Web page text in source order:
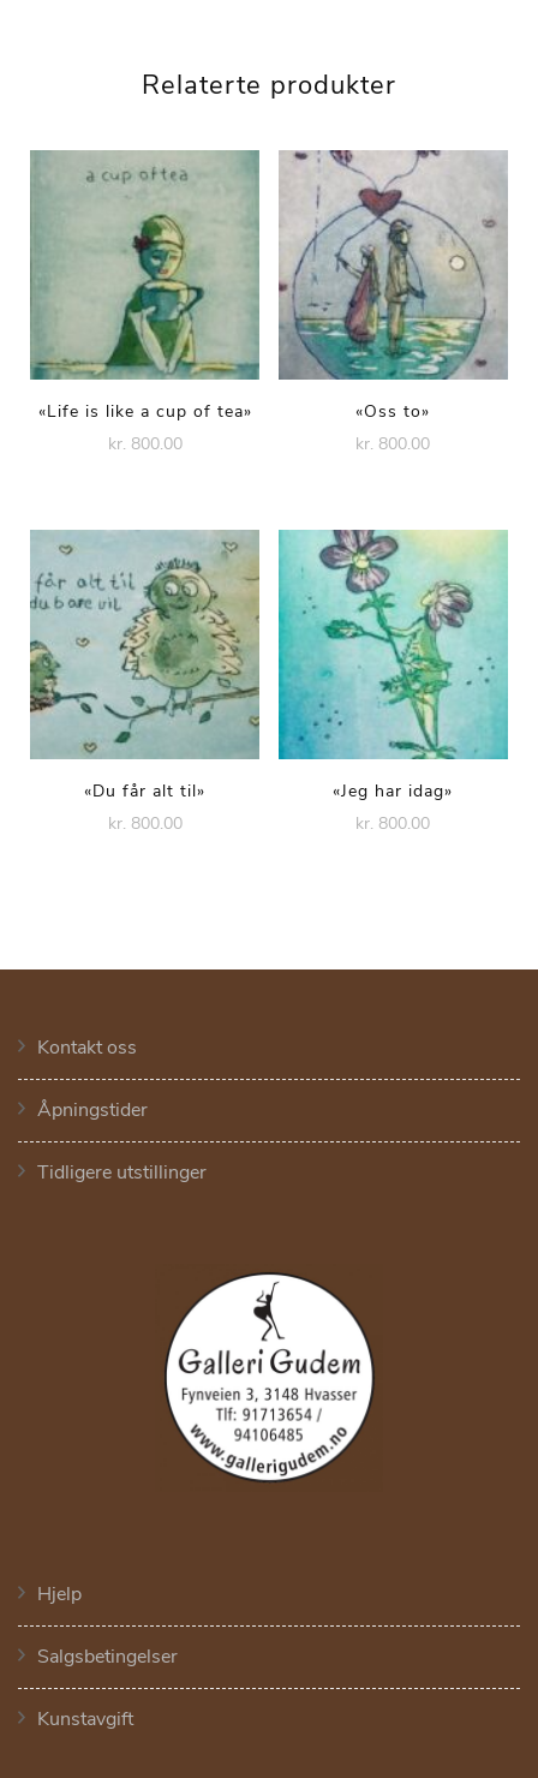
Relaterte produkter
«Life is like a cup of tea»
kr. 800.00
«Oss to»
kr. 800.00
«Du får alt til»
kr. 800.00
«Jeg har idag»
kr. 800.00
Kontakt oss
Åpningstider
Tidligere utstillinger
Hjelp
Salgsbetingelser
Kunstavgift